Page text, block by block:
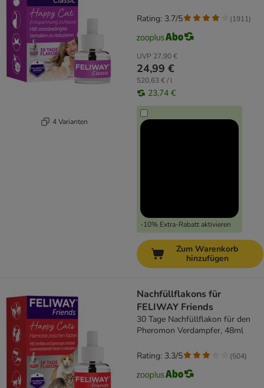
4 Varianten
UVP 27,90 €
24,99 €
520,63 € / l
23,74 €
-10% Extra-Rabatt aktivieren
Rating: 3.7/5 (1911)
Zum Warenkorb
hinzufügen
Nachfüllflakons für
FELIWAY Friends
30 Tage Nachfüllflakon für den
Pheromon Verdampfer, 48ml
Rating: 3.3/5 (504)